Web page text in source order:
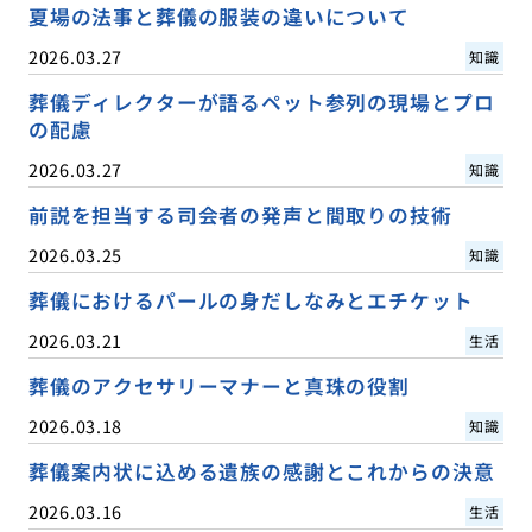
夏場の法事と葬儀の服装の違いについて
2026.03.27 知識
葬儀ディレクターが語るペット参列の現場とプロ
の配慮
2026.03.27 知識
前説を担当する司会者の発声と間取りの技術
2026.03.25 知識
葬儀におけるパールの身だしなみとエチケット
2026.03.21 生活
葬儀のアクセサリーマナーと真珠の役割
2026.03.18 知識
葬儀案内状に込める遺族の感謝とこれからの決意
2026.03.16 生活